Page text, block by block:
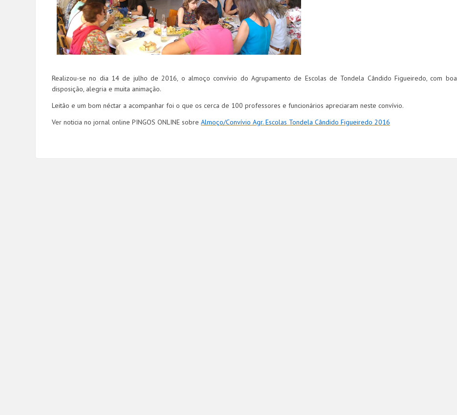
Realizou-se no dia 14 de julho de 2016, o almoço convívio do Agrupamento de Escolas de Tondela Cândido Figueiredo, com boa
disposição, alegria e muita animação.
Leitão e um bom néctar a acompanhar foi o que os cerca de 100 professores e funcionários apreciaram neste convívio.
Ver noticia no jornal online PINGOS ONLINE sobre Almoço/Convívio Agr. Escolas Tondela Cândido Figueiredo 2016